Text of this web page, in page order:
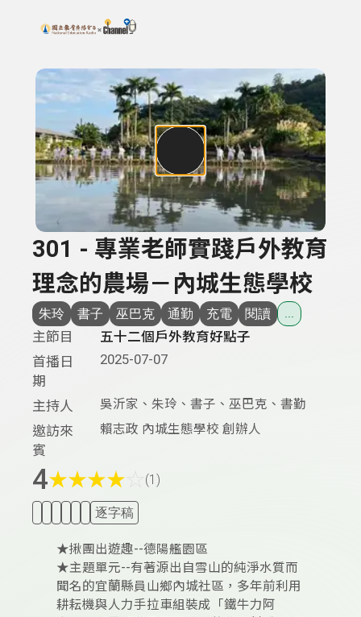
上方功能區塊
搜尋關鍵字：可輸入節目名稱、主持人或關鍵字
301 - 專業老師實踐戶外教育
理念的農場－內城生態學校
朱玲 書子 巫巴克 通勤 充電 閱讀
主節目
五十二個戶外教育好點子
首播日
期
2025-07-07
主持人 吳沂家、朱玲、書子、巫巴克、書勤
邀訪來
賓
賴志政 內城生態學校 創辦人
4★★★★ (1)
逐字稿
★揪團出遊趣--德陽艦園區
★主題單元--有著源出自雪山的純淨水質而
聞名的宜蘭縣員山鄉內城社區，多年前利用
耕耘機與人力手拉車組裝成「鐵牛力阿